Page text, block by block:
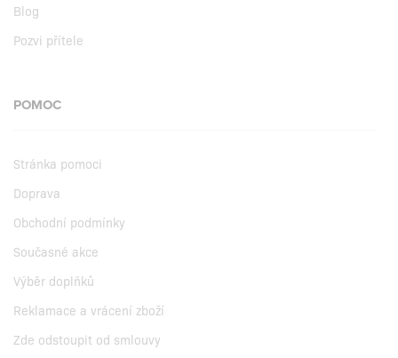
Blog
Pozvi přítele
POMOC
Stránka pomoci
Doprava
Obchodní podmínky
Současné akce
Výběr doplňků
Reklamace a vrácení zboží
Zde odstoupit od smlouvy